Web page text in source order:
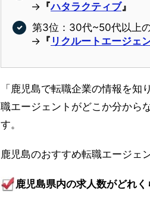
→ 『ハタラクティブ』
第3位：30代~50代以上
→ 『 リクルートエージェ
「鹿児島で転職企業の情報を
職エージェントがどこか分から
す。
鹿児島のおすすめ転職エージェ
鹿児島県内の求人数がどれ